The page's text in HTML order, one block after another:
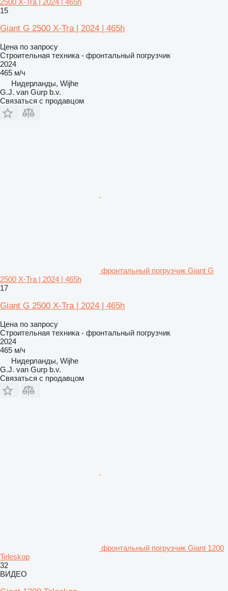
2500 X-Tra | 2024 | 465h
15
Giant G 2500 X-Tra | 2024 | 465h
Цена по запросу
Строительная техника - фронтальный погрузчик
2024
465 м/ч
Нидерланды, Wijhe
G.J. van Gurp b.v.
Связаться с продавцом
фронтальный погрузчик Giant G
2500 X-Tra | 2024 | 465h
17
Giant G 2500 X-Tra | 2024 | 465h
Цена по запросу
Строительная техника - фронтальный погрузчик
2024
465 м/ч
Нидерланды, Wijhe
G.J. van Gurp b.v.
Связаться с продавцом
фронтальный погрузчик Giant 1200
Teleskop
32
ВИДЕО